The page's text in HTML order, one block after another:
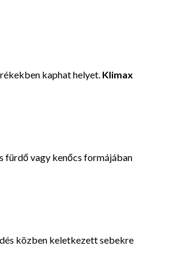
kaphat helyet. Klimax
fürdő vagy kenőcs formájában
közben keletkezett sebekre